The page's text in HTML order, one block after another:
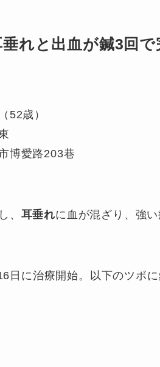
れと出血が鍼3回で
52歳）
博愛路203巷
、 耳垂れに血が混ざり、強
日に治療開始。以下のツボ